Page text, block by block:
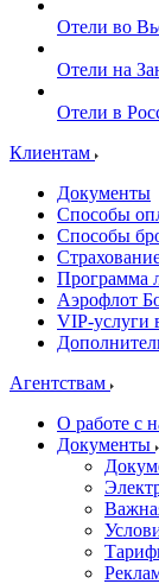
Отели во
Отели на
Отели в
Клиентам
Документы
Способы
Способы
Программа
Аэрофлот
VIP-услуги
Агентствам
О работе с
Документы